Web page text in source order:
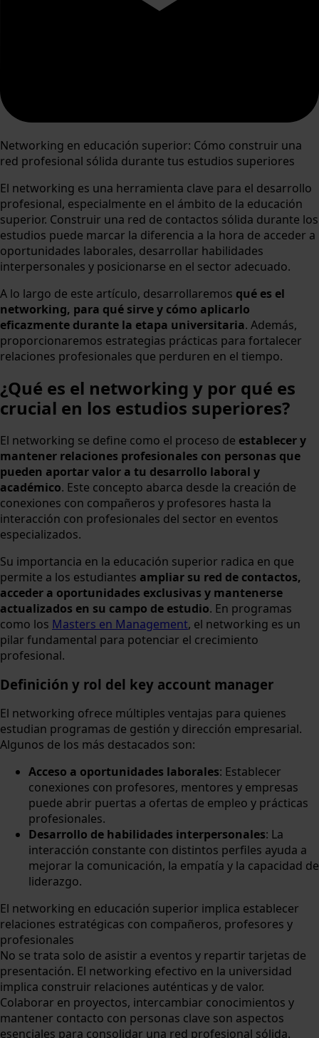
Networking en educación superior: Cómo construir una
red profesional sólida durante tus estudios superiores
El networking es una herramienta clave para el desarrollo
profesional, especialmente en el ámbito de la educación
superior. Construir una red de contactos sólida durante los
estudios puede marcar la diferencia a la hora de acceder a
oportunidades laborales, desarrollar habilidades
interpersonales y posicionarse en el sector adecuado.
A lo largo de este artículo, desarrollaremos qué es el
networking, para qué sirve y cómo aplicarlo
eficazmente durante la etapa universitaria. Además,
proporcionaremos estrategias prácticas para fortalecer
relaciones profesionales que perduren en el tiempo.
¿Qué es el networking y por qué es
crucial en los estudios superiores?
El networking se define como el proceso de establecer y
mantener relaciones profesionales con personas que
pueden aportar valor a tu desarrollo laboral y
académico. Este concepto abarca desde la creación de
conexiones con compañeros y profesores hasta la
interacción con profesionales del sector en eventos
especializados.
Su importancia en la educación superior radica en que
permite a los estudiantes ampliar su red de contactos,
acceder a oportunidades exclusivas y mantenerse
actualizados en su campo de estudio. En programas
como los Masters en Management, el networking es un
pilar fundamental para potenciar el crecimiento
profesional.
Definición y rol del key account manager
El networking ofrece múltiples ventajas para quienes
estudian programas de gestión y dirección empresarial.
Algunos de los más destacados son:
Acceso a oportunidades laborales: Establecer
conexiones con profesores, mentores y empresas
puede abrir puertas a ofertas de empleo y prácticas
profesionales.
Desarrollo de habilidades interpersonales: La
interacción constante con distintos perfiles ayuda a
mejorar la comunicación, la empatía y la capacidad de
liderazgo.
El networking en educación superior implica establecer
relaciones estratégicas con compañeros, profesores y
profesionales
No se trata solo de asistir a eventos y repartir tarjetas de
presentación. El networking efectivo en la universidad
implica construir relaciones auténticas y de valor.
Colaborar en proyectos, intercambiar conocimientos y
mantener contacto con personas clave son aspectos
esenciales para consolidar una red profesional sólida.